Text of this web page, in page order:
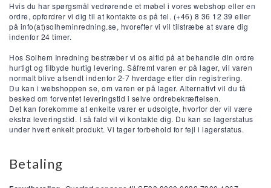
Hvis du har spørgsmål vedrørende et møbel i vores webshop eller en
ordre, opfordrer vi dig til at kontakte os på tel. (+46) 8 36 12 39 eller
på info(at)solheminredning.se, hvorefter vi vil tilstræbe at svare dig
indenfor 24 timer.
Hos Solhem Inredning bestræber vi os altid på at behandle din ordre
hurtigt og tilbyde hurtig levering. Såfremt varen er på lager, vil varen
normalt blive afsendt indenfor 2-7 hverdage efter din registrering.
Du kan i webshoppen se, om varen er på lager. Alternativt vil du få
besked om forventet leveringstid i selve ordrebekræftelsen.
Det kan forekomme at enkelte varer er udsolgte, hvorfor der vil være
ekstra leveringstid. I så fald vil vi kontakte dig. Du kan se lagerstatus
under hvert enkelt produkt. Vi tager forbehold for fejl i lagerstatus.
Betaling